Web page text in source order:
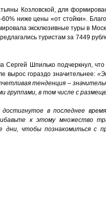
Козловской, для
ниже цены «от стойки».
эксклюзивные туры в
туристам за 7449
Сергей Шпилько подчеркнул,
вырос гораздо значительнее:
тенденция –
группами, в том числе с
в последнее
к этому множество
дни, чтобы познакомиться